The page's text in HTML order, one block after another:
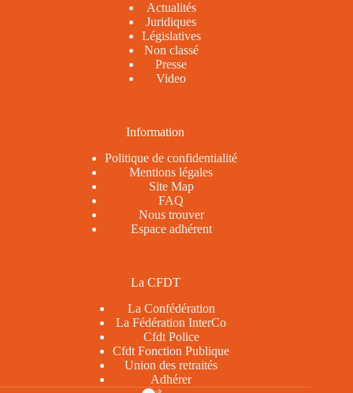
Actualités
Juridiques
Législatives
Non classé
Presse
Video
Information
Politique de confidentialité
Mentions légales
Site Map
FAQ
Nous trouver
Espace adhérent
La CFDT
La Confédération
La Fédération InterCo
Cfdt Police
Cfdt Fonction Publique
Union des retraités
Adhérer